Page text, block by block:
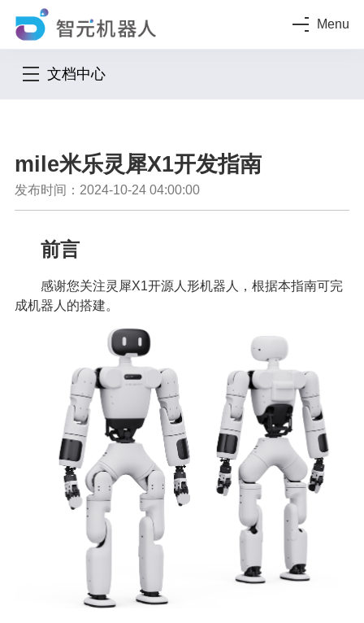
Menu
文档中心
mile米乐灵犀X1开发指南
发布时间：2024-10-24 04:00:00
前言
感谢您关注灵犀X1开源人形机器人，根据本指南可完
成机器人的搭建。